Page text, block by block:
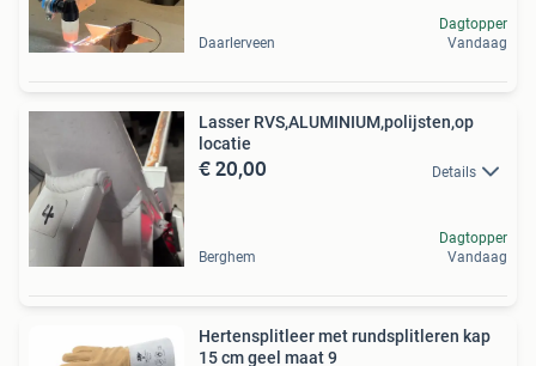
Daarlerveen
Dagtopper
Vandaag
Lasser RVS,ALUMINIUM,polijsten,op
locatie
€ 20,00 Details
Berghem
Dagtopper
Vandaag
Hertensplitleer met rundsplitleren kap
15 cm geel maat 9